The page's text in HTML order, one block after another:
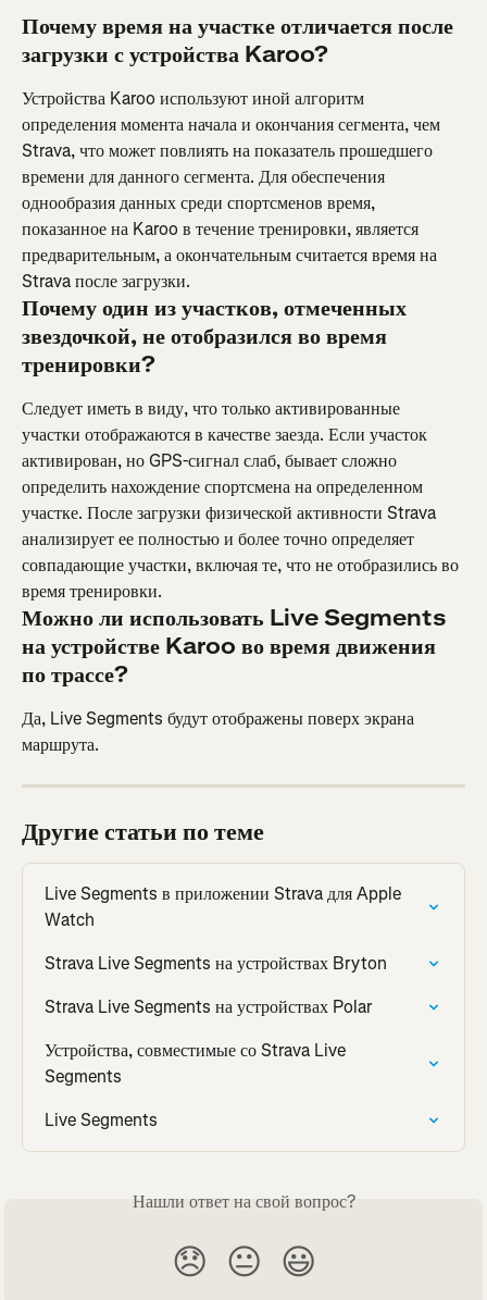
Почему время на участке отличается после
загрузки с устройства Karoo?
Устройства Karoo используют иной алгоритм
определения момента начала и окончания сегмента, чем
Strava, что может повлиять на показатель прошедшего
времени для данного сегмента. Для обеспечения
однообразия данных среди спортсменов время,
показанное на Karoo в течение тренировки, является
предварительным, а окончательным считается время на
Strava после загрузки.
Почему один из участков, отмеченных
звездочкой, не отобразился во время
тренировки?
Следует иметь в виду, что только активированные
участки отображаются в качестве заезда. Если участок
активирован, но GPS-сигнал слаб, бывает сложно
определить нахождение спортсмена на определенном
участке. После загрузки физической активности Strava
анализирует ее полностью и более точно определяет
совпадающие участки, включая те, что не отобразились во
время тренировки.
Можно ли использовать Live Segments
на устройстве Karoo во время движения
по трассе?
Да, Live Segments будут отображены поверх экрана
маршрута.
Другие статьи по теме
Live Segments в приложении Strava для Apple
Watch
Strava Live Segments на устройствах Bryton
Strava Live Segments на устройствах Polar
Устройства, совместимые со Strava Live
Segments
Live Segments
Нашли ответ на свой вопрос?
😞 😐 😃